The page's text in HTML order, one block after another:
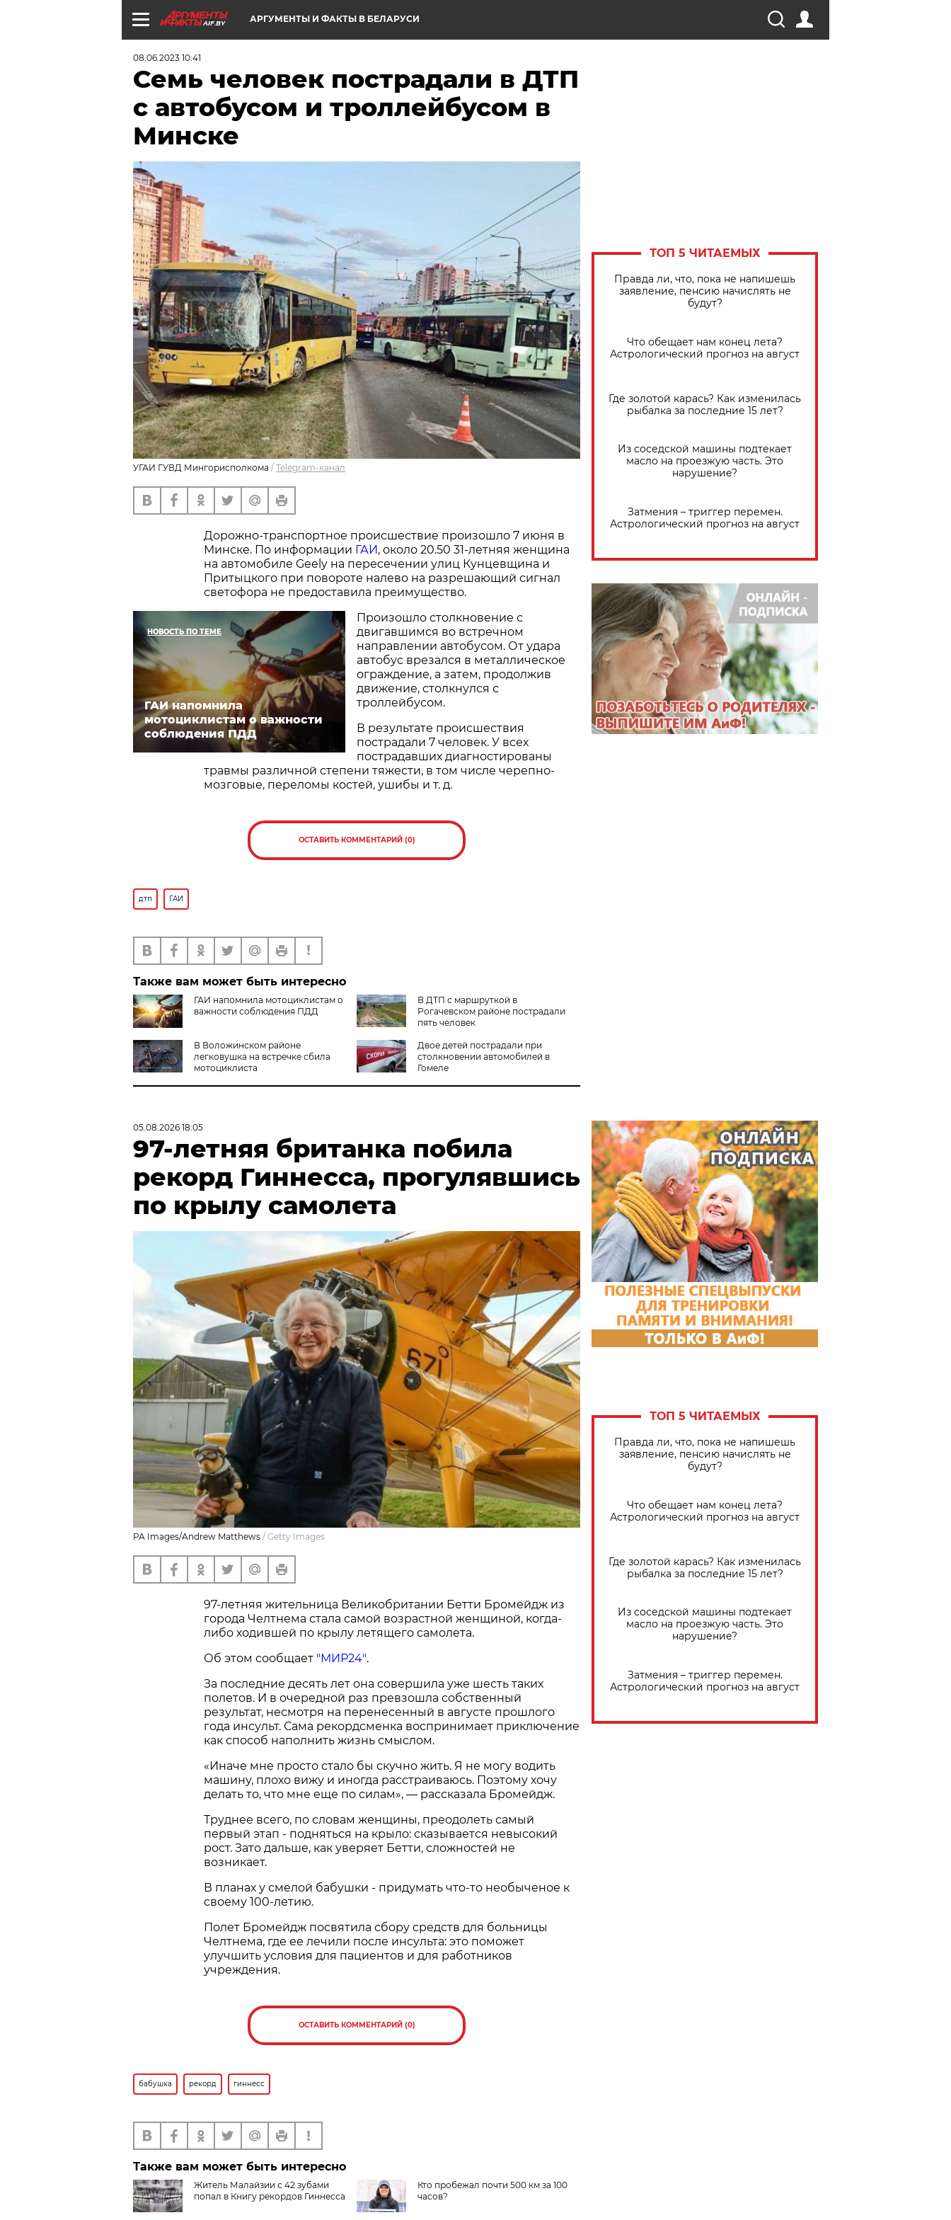
AIF.BY АРГУМЕНТЫ И ФАКТЫ В БЕЛАРУСИ
08.06.2023 10:41
Семь человек пострадали в ДТП
с автобусом и троллейбусом в
Минске
УГАИ ГУВД Мингорисполкома / Telegram-канал
Дорожно-транспортное происшествие произошло 7 июня в
Минске. По информации ГАИ, около 20.50 31-летняя женщина
на автомобиле Geely на пересечении улиц Кунцевщина и
Притыцкого при повороте налево на разрешающий сигнал
светофора не предоставила преимущество.
НОВОСТЬ ПО ТЕМЕ
ГАИ напомнила
мотоциклистам о важности
соблюдения ПДД
Произошло столкновение с
двигавшимся во встречном
направлении автобусом. От удара
автобус врезался в металлическое
ограждение, а затем, продолжив
движение, столкнулся с
троллейбусом.
В результате происшествия
пострадали 7 человек. У всех
пострадавших диагностированы
травмы различной степени тяжести, в том числе черепно-
мозговые, переломы костей, ушибы и т. д.
ОСТАВИТЬ КОММЕНТАРИЙ (0)
дтп ГАИ
Также вам может быть интересно
ГАИ напомнила мотоциклистам о
важности соблюдения ПДД
В ДТП с маршруткой в
Рогачевском районе пострадали
пять человек
В Воложинском районе
легковушка на встречке сбила
мотоциклиста
Двое детей пострадали при
столкновении автомобилей в
Гомеле
ТОП 5 ЧИТАЕМЫХ
Правда ли, что, пока не напишешь
заявление, пенсию начислять не
будут?
​Что обещает нам конец лета?
Астрологический прогноз на август
Где золотой карась? Как изменилась
рыбалка за последние 15 лет?
Из соседской машины подтекает
масло на проезжую часть. Это
нарушение?
Затмения – триггер перемен.
Астрологический прогноз на август
05.08.2026 18:05
97-летняя британка побила
рекорд Гиннесса, прогулявшись
по крылу самолета
PA Images/Andrew Matthews / Getty Images
97-летняя жительница Великобритании Бетти Бромейдж из
города Челтнема стала самой возрастной женщиной, когда-
либо ходившей по крылу летящего самолета.
Об этом сообщает "МИР24".
За последние десять лет она совершила уже шесть таких
полетов. И в очередной раз превзошла собственный
результат, несмотря на перенесенный в августе прошлого
года инсульт. Сама рекордсменка воспринимает приключение
как способ наполнить жизнь смыслом.
«Иначе мне просто стало бы скучно жить. Я не могу водить
машину, плохо вижу и иногда расстраиваюсь. Поэтому хочу
делать то, что мне еще по силам», — рассказала Бромейдж.
Труднее всего, по словам женщины, преодолеть самый
первый этап - подняться на крыло: сказывается невысокий
рост. Зато дальше, как уверяет Бетти, сложностей не
возникает.
В планах у смелой бабушки - придумать что-то необыченое к
своему 100-летию.
Полет Бромейдж посвятила сбору средств для больницы
Челтнема, где ее лечили после инсульта: это поможет
улучшить условия для пациентов и для работников
учреждения.
ОСТАВИТЬ КОММЕНТАРИЙ (0)
бабушка рекорд гиннесс
Также вам может быть интересно
Житель Малайзии с 42 зубами
попал в Книгу рекордов Гиннесса
Кто пробежал почти 500 км за 100
часов?
ТОП 5 ЧИТАЕМЫХ
Правда ли, что, пока не напишешь
заявление, пенсию начислять не
будут?
​Что обещает нам конец лета?
Астрологический прогноз на август
Где золотой карась? Как изменилась
рыбалка за последние 15 лет?
Из соседской машины подтекает
масло на проезжую часть. Это
нарушение?
Затмения – триггер перемен.
Астрологический прогноз на август